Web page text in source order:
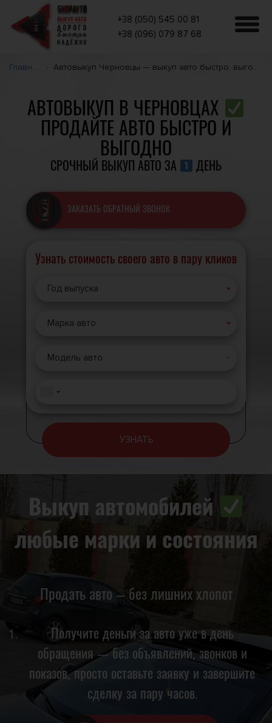
+38 (050) 545 00 81
+38 (096) 079 87 68
Главная Автовыкуп Черновцы — выкуп авто быстро, выгодно
АВТОВЫКУП В ЧЕРНОВЦАХ
ПРОДАЙТЕ АВТО БЫСТРО И
ВЫГОДНО
СРОЧНЫЙ ВЫКУП АВТО ЗА ДЕНЬ
ЗАКАЗАТЬ ОБРАТНЫЙ ЗВОНОК
Узнать стоимость своего авто в пару кликов
Год выпуска
Марка авто
Модель авто
УЗНАТЬ
Выкуп автомобилей
любые марки и состояния
Продать авто – без лишних хлопот
Получите деньги за авто уже в день
обращения — без объявлений, звонков и
показов, просто оставьте заявку и завершите
сделку за пару часов.